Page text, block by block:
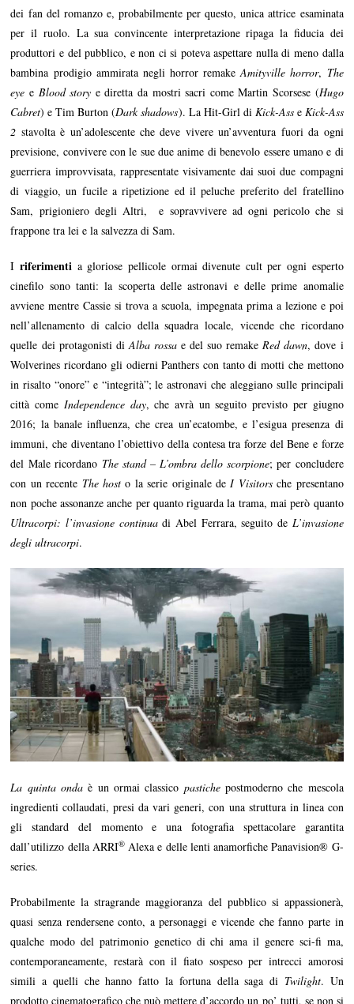
dei fan del romanzo e, probabilmente per questo, unica attrice esaminata
per il ruolo. La sua convincente interpretazione ripaga la fiducia dei
produttori e del pubblico, e non ci si poteva aspettare nulla di meno dalla
bambina prodigio ammirata negli horror remakeAmityville horror, The
eye e Blood story e diretta da mostri sacri come Martin Scorsese (Hugo
Cabret) e Tim Burton (Dark shadows). La Hit-Girl di Kick-Asse Kick-Ass
2 stavolta è un’adolescente che deve vivere un’avventura fuori da ogni
previsione, convivere con le sue due anime di benevolo essere umano e di
guerriera improvvisata, rappresentate visivamente dai suoi due compagni
di viaggio, un fucile a ripetizione ed il peluche preferito del fratellino
Sam, prigioniero degli Altri, e sopravvivere ad ogni pericolo che si
frappone tra lei e la salvezza di Sam.
Iriferimenti a gloriose pellicole ormai divenute cult per ogni esperto
cinefilo sono tanti: la scoperta delle astronavi e delle prime anomalie
avviene mentre Cassie si trova a scuola, impegnata prima a lezione e poi
nell’allenamento di calcio della squadra locale, vicende che ricordano
quelle dei protagonisti di Alba rossae del suo remake Red dawn, dove i
Wolverines ricordano gli odierni Panthers con tanto di motti che mettono
in risalto “onore” e “integrità”; le astronavi che aleggiano sulle principali
città come Independence day, che avrà un seguito previsto per giugno
2016; la banale influenza, che crea un’ecatombe, e l’esigua presenza di
immuni, che diventano l’obiettivo della contesa tra forze del Bene e forze
del Male ricordano The stand – L’ombra dello scorpione; per concludere
con un recente The host o la serie originale de I Visitorsche presentano
non poche assonanze anche per quanto riguarda la trama, mai però quanto
Ultracorpi: l’invasione continuadi Abel Ferrara, seguito de L’invasione
degli ultracorpi.
La quinta onda è un ormai classico pastichepostmoderno che mescola
ingredienti collaudati, presi da vari generi, con una struttura in linea con
gli standard del momento e una fotografia spettacolare garantita
dall’utilizzo della ARRI®Alexa e delle lenti anamorfiche Panavision® G-
series.
Probabilmente la stragrande maggioranza del pubblico si appassionerà,
quasi senza rendersene conto, a personaggi e vicende che fanno parte in
qualche modo del patrimonio genetico di chi ama il genere sci-fi ma,
contemporaneamente, restarà con il fiato sospeso per intrecci amorosi
simili a quelli che hanno fatto la fortuna della saga di Twilight. Un
prodotto cinematografico che può mettere d’accordo un po’ tutti, se non si